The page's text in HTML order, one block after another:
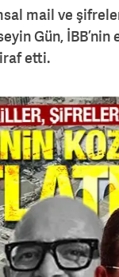
mail ve
Gün,
etti.